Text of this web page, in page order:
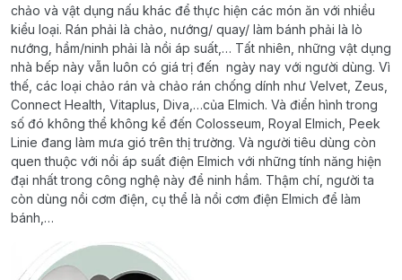
chảo và vật dụng nấu khác để thực hiện các món ăn với nhiều
kiểu loại. Rán phải là chảo, nướng/ quay/ làm bánh phải là lò
nướng, hầm/ninh phải là nồi áp suất,… Tất nhiên, những vật dụng
nhà bếp này vẫn luôn có giá trị đến ngày nay với người dùng. Vì
thế, các loại chảo rán và chảo rán chống dính như Velvet, Zeus,
Connect Health, Vitaplus, Diva,…của Elmich. Và điển hình trong
số đó không thể không kể đến Colosseum, Royal Elmich, Peek
Linie đang làm mưa gió trên thị trường. Và người tiêu dùng còn
quen thuộc với nồi áp suất điện Elmich với những tính năng hiện
đại nhất trong công nghệ này để ninh hầm. Thậm chí, người ta
còn dùng nồi cơm điện, cụ thể là nồi cơm điện Elmich để làm
bánh,…